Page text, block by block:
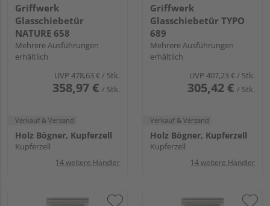
Griffwerk
Glasschiebetür
NATURE 658
Mehrere Ausführungen
erhältlich
UVP 478,63 € / Stk.
358,97 € / Stk.
Verkauf & Versand
Holz Bögner, Kupferzell
Kupferzell
14 weitere Händler
Griffwerk
Glasschiebetür TYPO
689
Mehrere Ausführungen
erhältlich
UVP 407,23 € / Stk.
305,42 € / Stk.
Verkauf & Versand
Holz Bögner, Kupferzell
Kupferzell
14 weitere Händler